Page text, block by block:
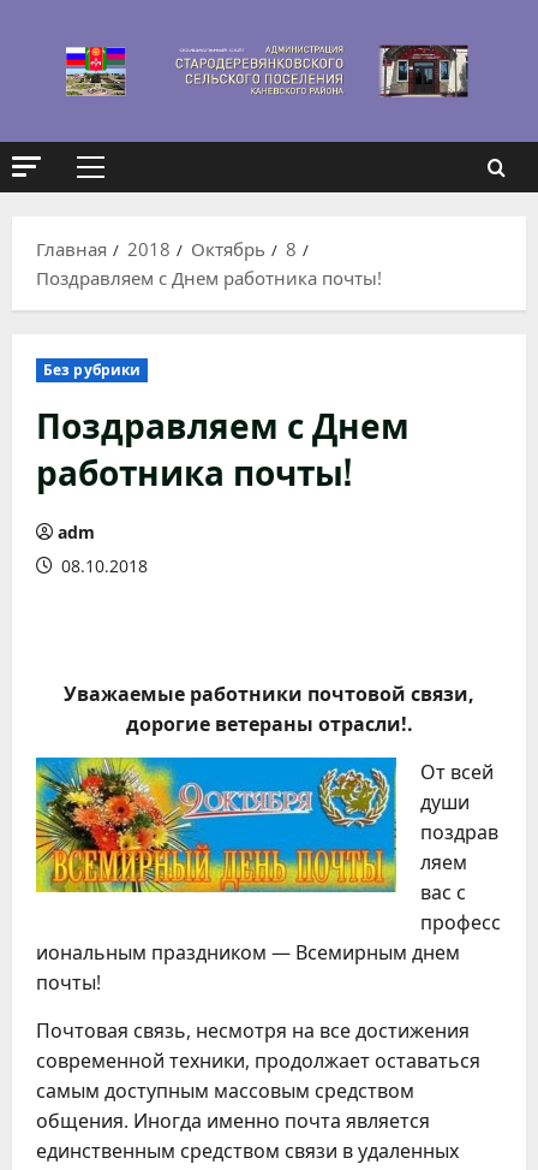
содержимому
Основное
Главная
2018 Октябрь
8
Поздравляем с Днем работника почты!
Без рубрики
Поздравляем с Днем
работника почты!
adm
08.10.2018
Уважаемые работники почтовой связи,
дорогие ветераны отрасли!.
От всей
души
поздрав
ляем
вас с
професс
иональным праздником — Всемирным днем
почты!
Почтовая связь, несмотря на все достижения
современной техники, продолжает оставаться
самым доступным массовым средством
общения. Иногда именно почта является
единственным средством связи в удаленных